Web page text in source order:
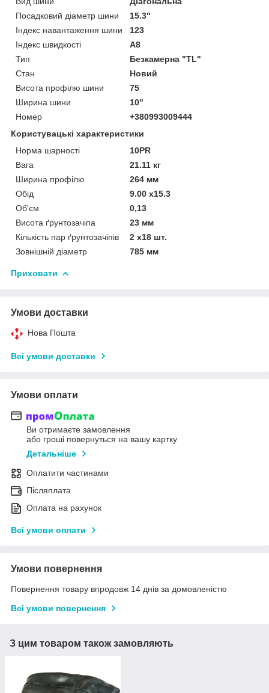
Посадковий діаметр шини
15.3"
Індекс навантаження шини
123
Індекс швидкості
A8
Тип
Безкамерна "TL"
Стан
Новий
Висота профілю шини
75
Ширина шини
10"
Номер
+380993009444
Користувацькі характеристики
Норма шарності
10PR
Вага
21.11 кг
Ширина профілю
264 мм
Обід
9.00 x15.3
Об'єм
0,13
Висота ґрунтозачіпа
23 мм
Кількість пар ґрунтозачіпів
2 x18 шт.
Зовнішній діаметр
785 мм
Приховати
Умови доставки
Нова Пошта
Всі умови доставки
Умови оплати
Ви отримаєте замовлення
або гроші повернуться на вашу картку
Детальніше
Оплатити частинами
Післяплата
Оплата на рахунок
Всі умови оплати
Умови повернення
Повернення товару впродовж 14 днів за домовленістю
Всі умови повернення
З цим товаром також замовляють